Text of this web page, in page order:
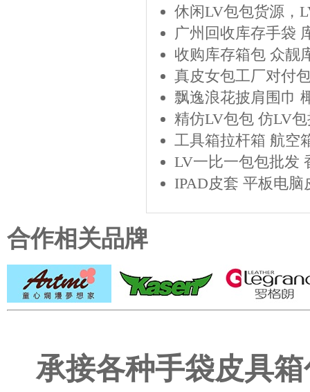
休闲LV包包货源，
广州回收库存手袋
收购库存箱包 众靓
真皮女包工厂对付
飘逸浪花披肩围巾
精仿LV包包 仿LV
工具箱拉杆箱 航空
LV一比一包包批发
IPAD皮套 平板电
合作相关品牌
承接各种手袋皮具